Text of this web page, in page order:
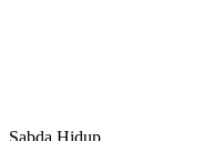
Sabda Hidup